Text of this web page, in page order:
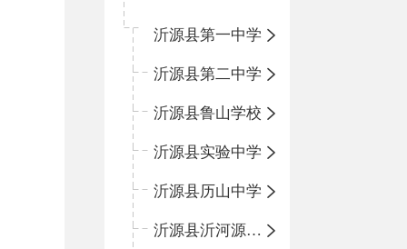
沂源县第一中学
沂源县第二中学
沂源县鲁山学校
沂源县实验中学
沂源县历山中学
沂源县沂河源学校